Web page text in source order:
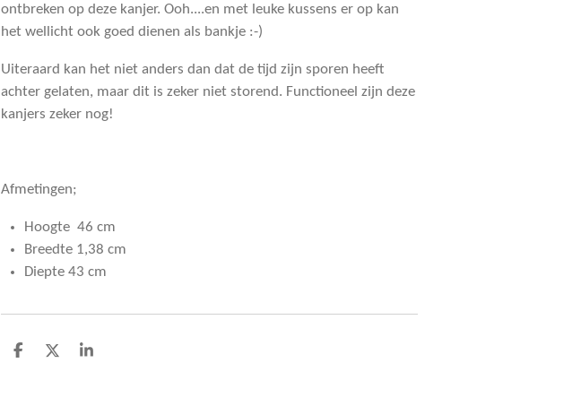
ontbreken op deze kanjer. Ooh....en met leuke kussens er op kan
het wellicht ook goed dienen als bankje :-)
Uiteraard kan het niet anders dan dat de tijd zijn sporen heeft
achter gelaten, maar dit is zeker niet storend. Functioneel zijn deze
kanjers zeker nog!
Afmetingen;
Hoogte 46 cm
Breedte 1,38 cm
Diepte 43 cm
D
D
S